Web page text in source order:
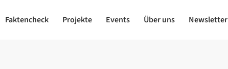
Faktencheck Projekte Events Über uns Newsletter